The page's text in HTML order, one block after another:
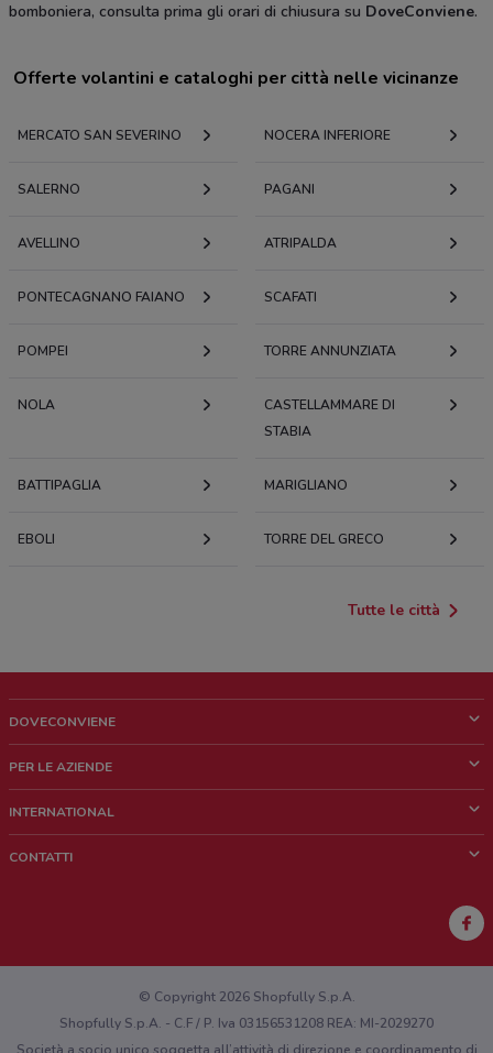
bomboniera, consulta prima gli orari di chiusura su DoveConviene.
Offerte volantini e cataloghi per città nelle vicinanze
MERCATO SAN SEVERINO NOCERA INFERIORE
SALERNO PAGANI
AVELLINO ATRIPALDA
PONTECAGNANO FAIANO SCAFATI
POMPEI TORRE ANNUNZIATA
NOLA
CASTELLAMMARE DI
STABIA
BATTIPAGLIA MARIGLIANO
EBOLI TORRE DEL GRECO
Tutte le città
DOVECONVIENE
Chi siamo
Lavora con noi
PER LE AZIENDE
Richieste commerciali e marketing
INTERNATIONAL
CONTATTI
Hai un malfunzionamento sul web o sull'app?
© Copyright 2026 Shopfully S.p.A.
Shopfully S.p.A. - C.F / P. Iva 03156531208 REA: MI-2029270